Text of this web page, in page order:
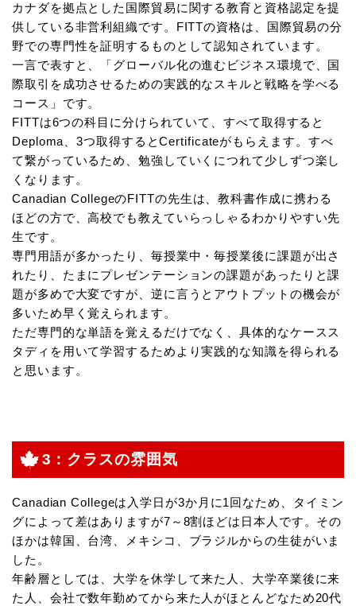
カナダを拠点とした国際貿易に関する教育と資格認定を提
供している非営利組織です。FITTの資格は、国際貿易の分
野での専門性を証明するものとして認知されています。
一言で表すと、「グローバル化の進むビジネス環境で、国
際取引を成功させるための実践的なスキルと戦略を学べる
コース」です。
FITTは6つの科目に分けられていて、すべて取得すると
Deploma、3つ取得するとCertificateがもらえます。すべ
て繋がっているため、勉強していくにつれて少しずつ楽し
くなります。
Canadian CollegeのFITTの先生は、教科書作成に携わる
ほどの方で、高校でも教えていらっしゃるわかりやすい先
生です。
専門用語が多かったり、毎授業中・毎授業後に課題が出さ
れたり、たまにプレゼンテーションの課題があったりと課
題が多めで大変ですが、逆に言うとアウトプットの機会が
多いため早く覚えられます。
ただ専門的な単語を覚えるだけでなく、具体的なケースス
タディを用いて学習するためより実践的な知識を得られる
と思います。
3：クラスの雰囲気
Canadian Collegeは入学日が3か月に1回なため、タイミン
グによって差はありますが7～8割ほどは日本人です。その
ほかは韓国、台湾、メキシコ、ブラジルからの生徒がいま
した。
年齢層としては、大学を休学して来た人、大学卒業後に来
た人、会社で数年勤めてから来た人がほとんどなため20代